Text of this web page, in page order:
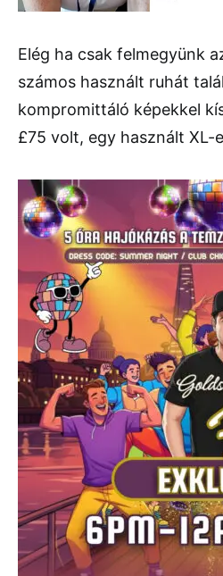
Elég ha csak felmegyünk
számos használt ruhát
kompromittáló képekkel
£75 volt, egy használt XL-